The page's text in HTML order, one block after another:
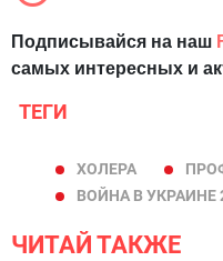
Подписывайся на наш
самых интересных и
ТЕГИ
ХОЛЕРА
ВОЙНА В УКРАИНЕ
ЧИТАЙ ТАКЖЕ